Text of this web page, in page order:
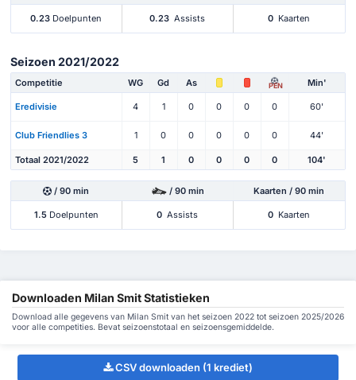
0.23 Doelpunten 0.23 Assists 0 Kaarten
Seizoen 2021/2022
Competitie WG Gd As PEN Min'
Eredivisie 4 1 0 0 0 0 60'
Club Friendlies 3 1 0 0 0 0 0 44'
Totaal 2021/2022 5 1 0 0 0 0 104'
/ 90 min / 90 min Kaarten / 90 min
1.5Doelpunten 0 Assists 0 Kaarten
Downloaden Milan Smit Statistieken
Download alle gegevens van Milan Smit van het seizoen 2022 tot seizoen 2025/2026
voor alle competities. Bevat seizoenstotaal en seizoensgemiddelde.
CSV downloaden (1 krediet)